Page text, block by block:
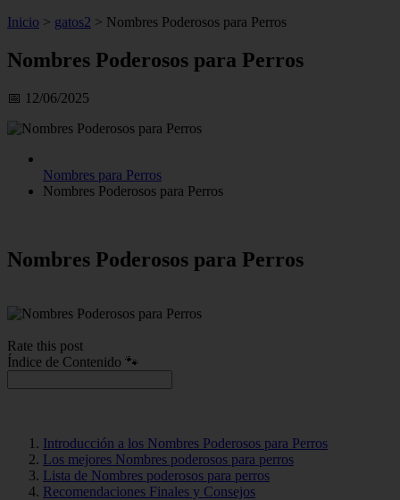
Inicio > gatos2 > Nombres Poderosos para Perros
Nombres Poderosos para Perros
📅 12/06/2025
Nombres para Perros
Nombres Poderosos para Perros
Nombres Poderosos para Perros
Rate this post
Índice de Contenido 🐾
Introducción a los Nombres Poderosos para Perros
Los mejores Nombres poderosos para perros
Lista de Nombres poderosos para perros
Recomendaciones Finales y Consejos